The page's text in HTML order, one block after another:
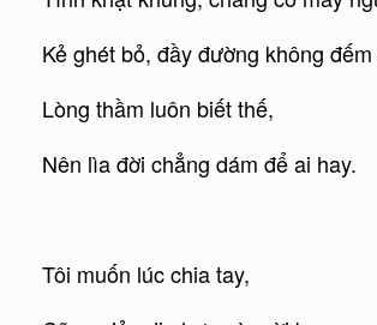
Kẻ ghét bỏ, đầy đường không
Lòng thầm luôn biết thế,
Nên lìa đời chẳng dám để ai hay.
Tôi muốn lúc chia tay,